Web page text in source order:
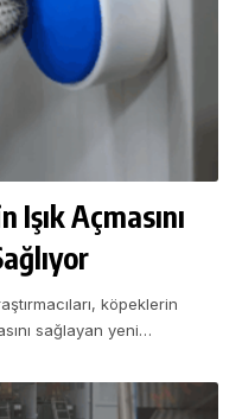
Açmasını
köpeklerin
sağlayan yeni…